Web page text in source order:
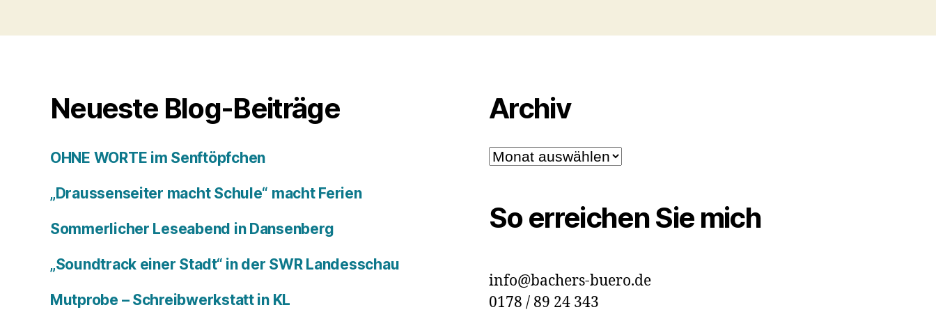
Neueste Blog-Beiträge
OHNE WORTE im Senftöpfchen
„Draussenseiter macht Schule“ macht Ferien
Sommerlicher Leseabend in Dansenberg
„Soundtrack einer Stadt“ in der SWR Landesschau
Mutprobe – Schreibwerkstatt in KL
Archiv
Archiv
So erreichen Sie mich
info@bachers-buero.de
0178 / 89 24 343